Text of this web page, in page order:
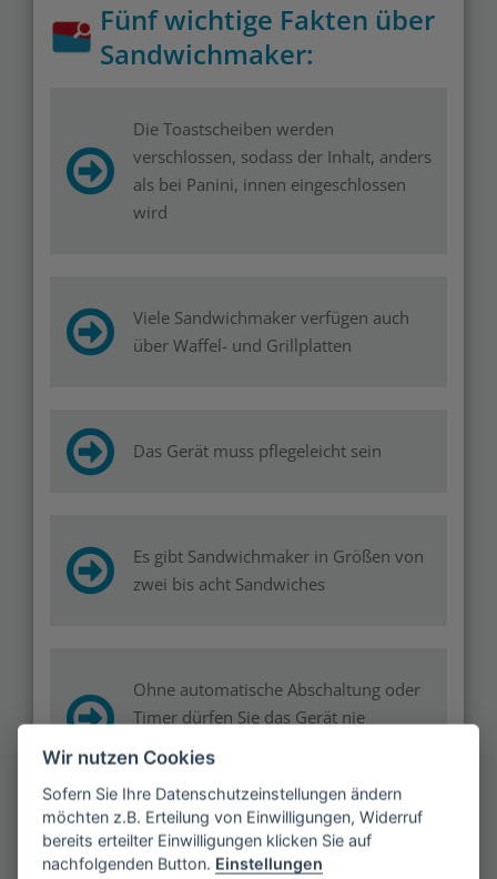
Fünf wichtige Fakten über
Sandwichmaker:
Die Toastscheiben werden
verschlossen, sodass der Inhalt, anders
als bei Panini, innen eingeschlossen
wird
Viele Sandwichmaker verfügen auch
über Waffel- und Grillplatten
Das Gerät muss pflegeleicht sein
Es gibt Sandwichmaker in Größen von
zwei bis acht Sandwiches
Ohne automatische Abschaltung oder
Timer dürfen Sie das Gerät nie
unbeaufsichtigt lassen
Wir nutzen Cookies
Sofern Sie Ihre Datenschutzeinstellungen ändern
möchten z.B. Erteilung von Einwilligungen, Widerruf
bereits erteilter Einwilligungen klicken Sie auf
nachfolgenden Button. Einstellungen